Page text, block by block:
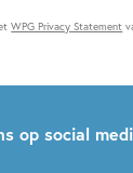
WPG Privacy Statement
op social